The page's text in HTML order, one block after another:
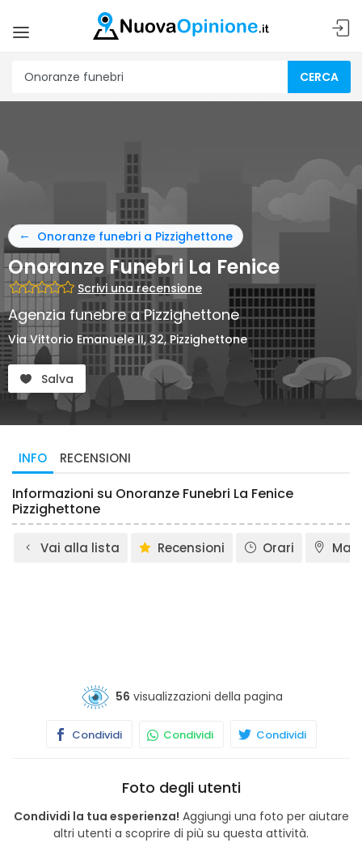
CERCA
Onoranze funebri a Pizzighettone
Onoranze Funebri La Fenice
Scrivi una recensione
Agenzia funebre a Pizzighettone
Via Vittorio Emanuele II, 32, Pizzighettone
Salva
INFO RECENSIONI
Informazioni su Onoranze Funebri La Fenice
Pizzighettone
Vai alla lista Recensioni Orari
56 visualizzazioni della pagina
Condividi Condividi Condividi
Foto degli utenti
Condividi la tua esperienza! Aggiungi una foto per aiutare
altri utenti a scoprire di più su questa attività.